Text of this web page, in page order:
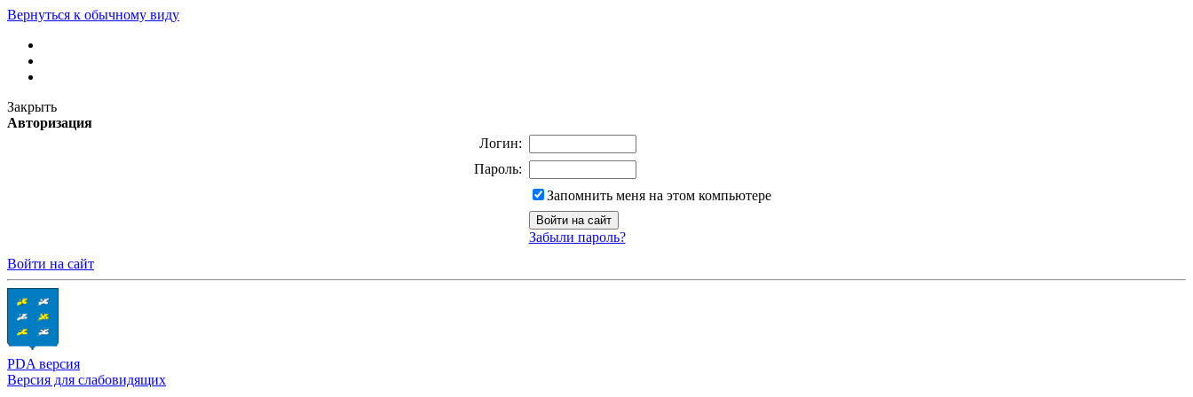
Вернуться к обычному виду
Закрыть
Авторизация
Логин:
Пароль:
Запомнить меня на этом компьютере
Забыли пароль?
Войти на сайт
PDA версия
Версия для слабовидящих